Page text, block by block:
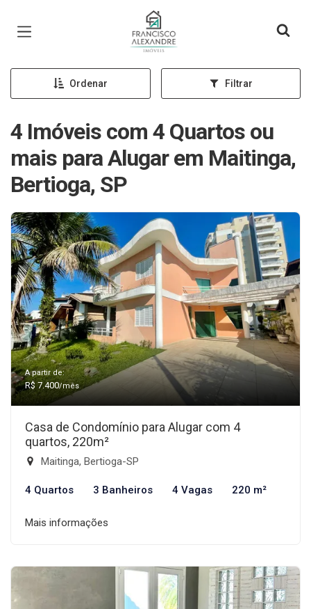
Página inicial
Ordenar Filtrar
4 Imóveis com 4 Quartos ou
mais para Alugar em Maitinga,
Bertioga, SP
A partir de:
R$ 7.400/mês
Casa de Condomínio para Alugar com 4
quartos, 220m²
Maitinga, Bertioga-SP
4 Quartos 3 Banheiros 4 Vagas 220 m²
Mais informações